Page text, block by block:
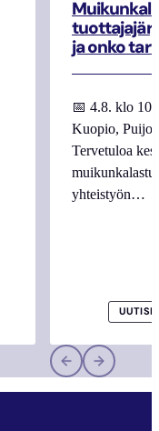
ja onko
📅 4.8. klo
Kuopio,
Tervetuloa
yhteistyön…